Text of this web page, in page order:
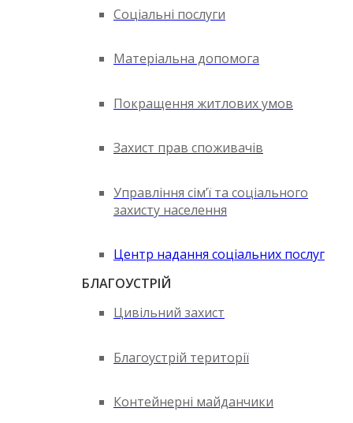
Соціальні послуги
Матеріальна допомога
Покращення житлових умов
Захист прав споживачів
Управління сім’ї та соціального
захисту населення
Центр надання соціальних послуг
БЛАГОУСТРІЙ
Цивільний захист
Благоустрій території
Контейнерні майданчики